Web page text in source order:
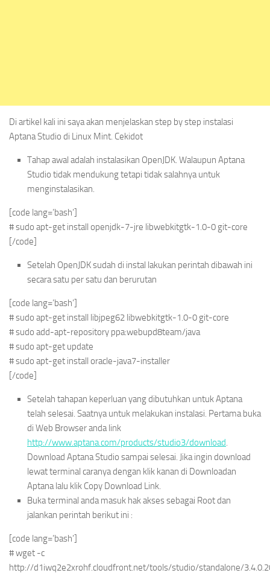
Di artikel kali ini saya akan menjelaskan step by step instalasi
Aptana Studio di Linux Mint. Cekidot
Tahap awal adalah instalasikan OpenJDK. Walaupun Aptana
Studio tidak mendukung tetapi tidak salahnya untuk
menginstalasikan.
[code lang=’bash’]
# sudo apt-get install openjdk-7-jre libwebkitgtk-1.0-0 git-core
[/code]
Setelah OpenJDK sudah di instal lakukan perintah dibawah ini
secara satu per satu dan berurutan
[code lang=’bash’]
# sudo apt-get install libjpeg62 libwebkitgtk-1.0-0 git-core
# sudo add-apt-repository ppa:webupd8team/java
# sudo apt-get update
# sudo apt-get install oracle-java7-installer
[/code]
Setelah tahapan keperluan yang dibutuhkan untuk Aptana
telah selesai. Saatnya untuk melakukan instalasi. Pertama buka
di Web Browser anda link
http://www.aptana.com/products/studio3/download.
Download Aptana Studio sampai selesai. Jika ingin download
lewat terminal caranya dengan klik kanan di Downloadan
Aptana lalu klik Copy Download Link.
Buka terminal anda masuk hak akses sebagai Root dan
jalankan perintah berikut ini :
[code lang=’bash’]
# wget -c
http://d1iwq2e2xrohf.cloudfront.net/tools/studio/standalone/